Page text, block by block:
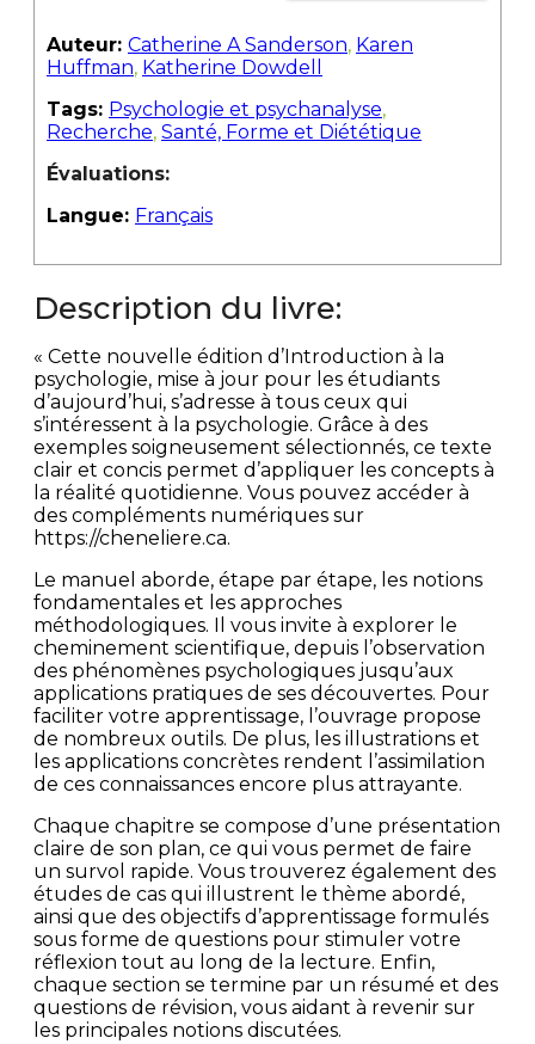
Auteur: Catherine A Sanderson, Karen
Huffman, Katherine Dowdell
Tags: Psychologie et psychanalyse,
Recherche, Santé, Forme et Diététique
Évaluations:
Langue: Français
Description du livre:
« Cette nouvelle édition d’Introduction à la
psychologie, mise à jour pour les étudiants
d’aujourd’hui, s’adresse à tous ceux qui
s’intéressent à la psychologie. Grâce à des
exemples soigneusement sélectionnés, ce texte
clair et concis permet d’appliquer les concepts à
la réalité quotidienne. Vous pouvez accéder à
des compléments numériques sur
https://cheneliere.ca.
Le manuel aborde, étape par étape, les notions
fondamentales et les approches
méthodologiques. Il vous invite à explorer le
cheminement scientifique, depuis l’observation
des phénomènes psychologiques jusqu’aux
applications pratiques de ses découvertes. Pour
faciliter votre apprentissage, l’ouvrage propose
de nombreux outils. De plus, les illustrations et
les applications concrètes rendent l’assimilation
de ces connaissances encore plus attrayante.
Chaque chapitre se compose d’une présentation
claire de son plan, ce qui vous permet de faire
un survol rapide. Vous trouverez également des
études de cas qui illustrent le thème abordé,
ainsi que des objectifs d’apprentissage formulés
sous forme de questions pour stimuler votre
réflexion tout au long de la lecture. Enfin,
chaque section se termine par un résumé et des
questions de révision, vous aidant à revenir sur
les principales notions discutées.